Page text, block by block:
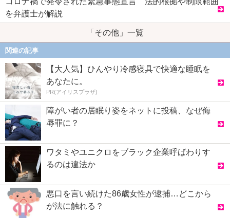
を弁護士が解説
「その他」一覧
関連の記事
【大人気】ひんやり冷感寝具で快適な睡眠を
あなたに。
PR(アイリスプラザ)
障がい者の居眠り姿をネットに投稿、なぜ侮
辱罪に？
ワタミやユニクロをブラック企業呼ばわりす
るのは違法か
悪口を言い続けた86歳女性が逮捕…どこから
が法に触れる？